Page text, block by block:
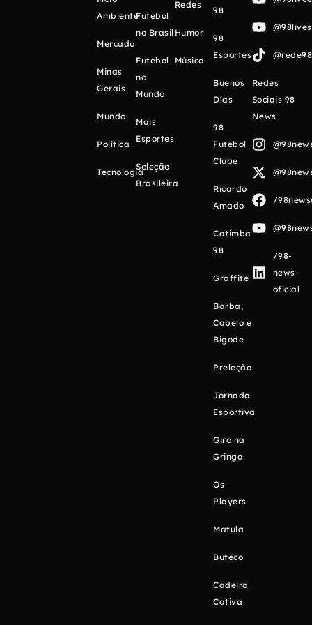
Ambiente
Mercado
Minas
Gerais
Mundo
Política
Tecnologia
Futebol
no Brasil
Futebol
no
Mundo
Mais
Esportes
Seleção
Brasileira
Redes
Humor
Música
98
98
Esportes
Buenos
Días
98
Futebol
Clube
Ricardo
Amado
Catimba
98
Graffite
Barba,
Cabelo e
Bigode
Preleção
Jornada
Esportiva
Giro na
Gringa
Os
Players
Matula
Buteco
Cadeira
Cativa
Redes
Sociais 98
News
/
/98-
news-
oficial